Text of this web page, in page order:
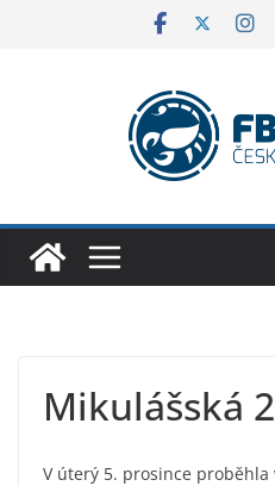
Mikulášská
V úterý 5. prosince